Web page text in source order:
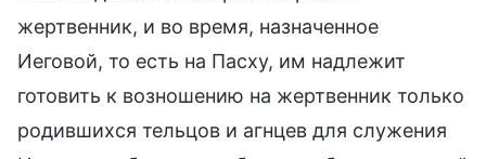
жертвенник, и во время, назначенное
Иеговой, то есть на Пасху, им надлежит
готовить к возношению на жертвенник только
родившихся тельцов и агнцев для служения